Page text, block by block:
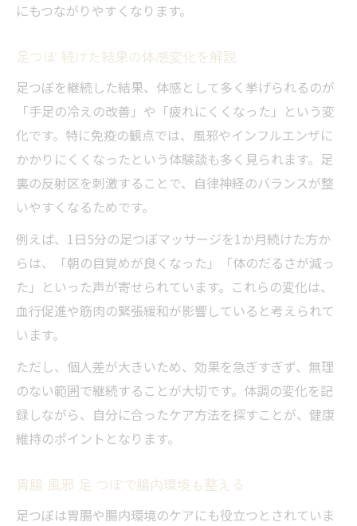
にもつながりやすくなります。
足つぼ 続けた結果の体感変化を解説
足つぼを継続した結果、体感として多く挙げられるのが
「手足の冷えの改善」や「疲れにくくなった」という変
化です。特に免疫の観点では、風邪やインフルエンザに
かかりにくくなったという体験談も多く見られます。足
裏の反射区を刺激することで、自律神経のバランスが整
いやすくなるためです。
例えば、1日5分の足つぼマッサージを1か月続けた方か
らは、「朝の目覚めが良くなった」「体のだるさが減っ
た」といった声が寄せられています。これらの変化は、
血行促進や筋肉の緊張緩和が影響していると考えられて
います。
ただし、個人差が大きいため、効果を急ぎすぎず、無理
のない範囲で継続することが大切です。体調の変化を記
録しながら、自分に合ったケア方法を探すことが、健康
維持のポイントとなります。
胃腸 風邪 足 つぼで腸内環境も整える
足つぼは胃腸や腸内環境のケアにも役立つとされていま